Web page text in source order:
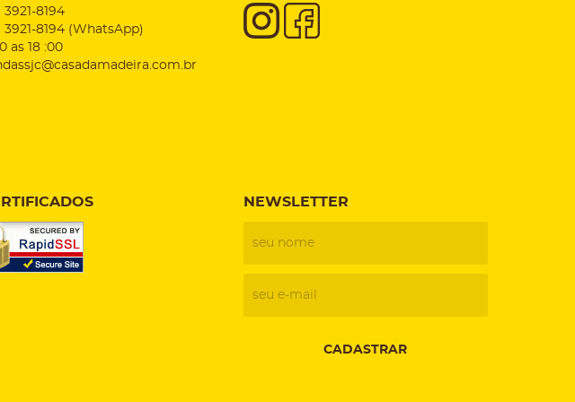
3921-8194
3921-8194 (WhatsApp)
as 18 :00
NEWSLETTER
CADASTRAR